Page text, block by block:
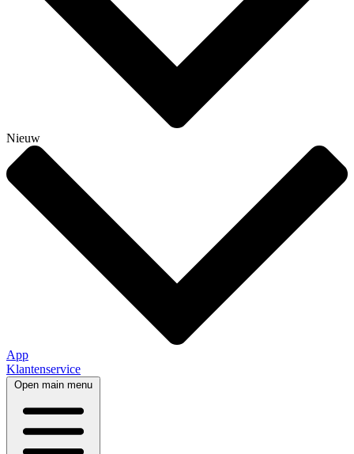
Nieuw
App
Klantenservice
Open main menu